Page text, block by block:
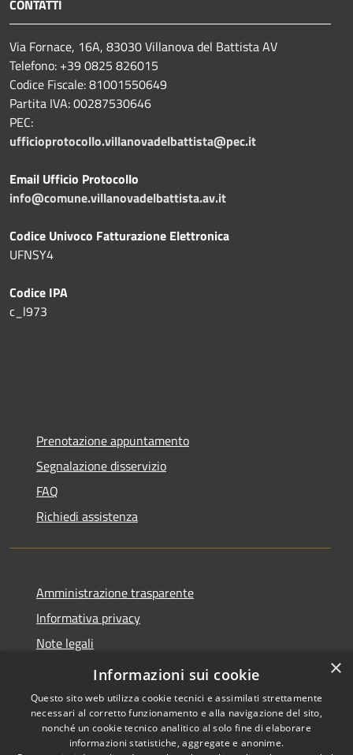
CONTATTI
Via Fornace, 16A, 83030 Villanova del Battista AV
Telefono: +39 0825 826015
Codice Fiscale: 81001550649
Partita IVA: 00287530646
PEC:
ufficioprotocollo.villanovadelbattista@pec.it
Email Ufficio Protocollo
info@comune.villanovadelbattista.av.it
Codice Univoco Fatturazione Elettronica
UFNSY4
Codice IPA
c_l973
Prenotazione appuntamento
Segnalazione disservizio
FAQ
Richiedi assistenza
Amministrazione trasparente
Informativa privacy
Note legali
Dichiarazione di accessibilità
Copyright © 2026 • Comune di
×
Informazioni sui cookie
Questo sito web utilizza cookie tecnici e assimilati strettamente
necessari al corretto funzionamento e alla navigazione del sito,
nonché un cookie tecnico analitico al solo fine di elaborare
informazioni statistiche, aggregate e anonime.